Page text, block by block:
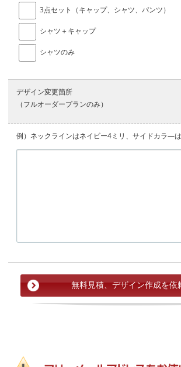
3点セット（キャップ、シャツ、パンツ）
シャツ＋キャップ
シャツのみ
デザイン変更箇所
（フルオーダープランのみ）
例）ネックラインはネイビー4ミリ、サイドカラ―